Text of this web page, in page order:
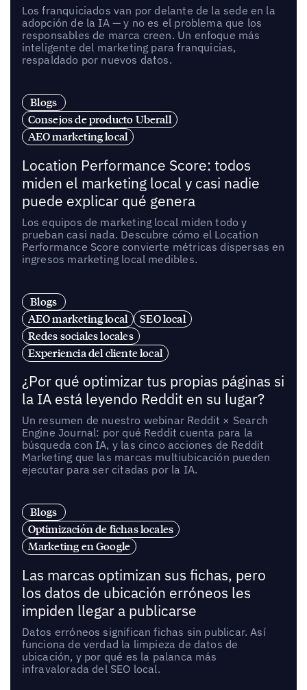
Los franquiciados van por delante de la sede en la
adopción de la IA — y no es el problema que los
responsables de marca creen. Un enfoque más
inteligente del marketing para franquicias,
respaldado por nuevos datos.
Blogs
Consejos de producto Uberall
AEO marketing local
Location Performance Score: todos
miden el marketing local y casi nadie
puede explicar qué genera
Los equipos de marketing local miden todo y
prueban casi nada. Descubre cómo el Location
Performance Score convierte métricas dispersas en
ingresos marketing local medibles.
Blogs
AEO marketing local
SEO local
Redes sociales locales
Experiencia del cliente local
¿Por qué optimizar tus propias páginas si
la IA está leyendo Reddit en su lugar?
Un resumen de nuestro webinar Reddit × Search
Engine Journal: por qué Reddit cuenta para la
búsqueda con IA, y las cinco acciones de Reddit
Marketing que las marcas multiubicación pueden
ejecutar para ser citadas por la IA.
Blogs
Optimización de fichas locales
Marketing en Google
Las marcas optimizan sus fichas, pero
los datos de ubicación erróneos les
impiden llegar a publicarse
Datos erróneos significan fichas sin publicar. Así
funciona de verdad la limpieza de datos de
ubicación, y por qué es la palanca más
infravalorada del SEO local.